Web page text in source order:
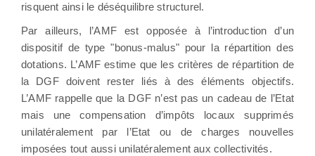
risquent ainsi le déséquilibre structurel.
Par ailleurs, l’AMF est opposée à l’introduction d’un
dispositif de type ʺbonus-malusʺ pour la répartition des
dotations. L’AMF estime que les critères de répartition de
la DGF doivent rester liés à des éléments objectifs.
L’AMF rappelle que la DGF n’est pas un cadeau de l’Etat
mais une compensation d’impôts locaux supprimés
unilatéralement par l’Etat ou de charges nouvelles
imposées tout aussi unilatéralement aux collectivités.